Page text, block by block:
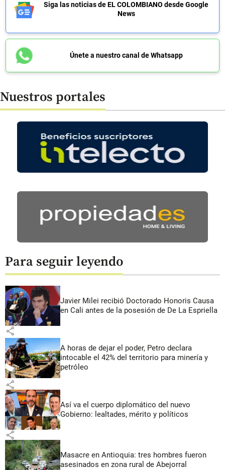
Siga las noticias de EL COLOMBIANO desde Google
News
Únete a nuestro canal de Whatsapp
Nuestros portales
Para seguir leyendo
Javier Milei recibió Doctorado Honoris Causa
en Cali antes de la posesión de De La Espriella
share
A horas de dejar el poder, Petro declara
intocable el 42% del territorio para minería y
petróleo
share
Así va el cuerpo diplomático del nuevo
Gobierno: lealtades, mérito y políticos
share
Masacre en Antioquia: tres hombres fueron
asesinados en zona rural de Abejorral